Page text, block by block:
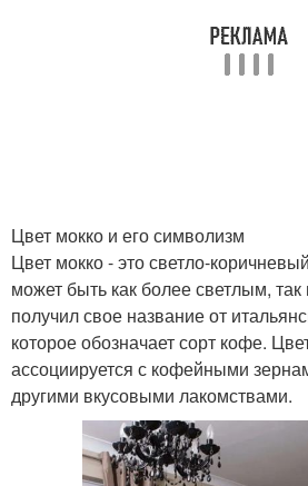
Цвет мокко и его символизм
Цвет мокко - это светло-
может быть как более светлым,
получил свое название от
которое обозначает сорт кофе.
ассоциируется с кофейными
другими вкусовыми лакомствами.